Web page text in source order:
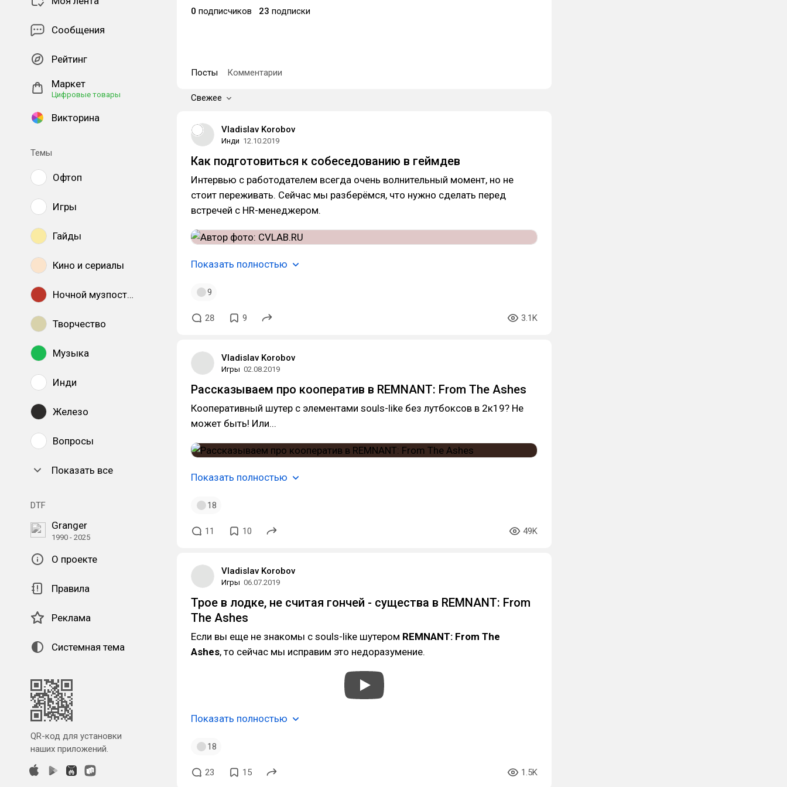
Сообщения
Рейтинг
Маркет
Цифровые товары
Викторина
Темы
Офтоп
Игры
Гайды
Кино и сериалы
Ночной музпостинг
Творчество
Музыка
Инди
Железо
Вопросы
Показать все
DTF
Granger
1990 - 2025
О проекте
Правила
Реклама
Системная тема
QR-код для установки
наших приложений.
0 подписчиков 23 подписки
Посты Комментарии
Свежее
Vladislav Korobov
Инди 12.10.2019
Как подготовиться к собеседованию в геймдев
Интервью с работодателем всегда очень волнительный момент, но не
стоит переживать. Сейчас мы разберёмся, что нужно сделать перед
встречей с HR-менеджером.
Показать полностью
9
28 9 3.1K
Vladislav Korobov
Игры 02.08.2019
Рассказываем про кооператив в REMNANT: From The Ashes
Кооперативный шутер с элементами souls-like без лутбоксов в 2к19? Не
может быть! Или...
Показать полностью
18
11 10 49K
Vladislav Korobov
Игры 06.07.2019
Трое в лодке, не считая гончей - существа в REMNANT: From
The Ashes
Если вы еще не знакомы с souls-like шутером REMNANT: From The
Ashes, то сейчас мы исправим это недоразумение.
Показать полностью
18
23 15 1.5K